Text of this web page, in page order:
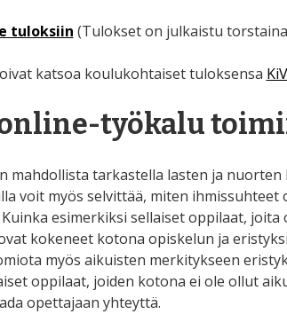
tuloksiin (Tulokset on julkaistu torstaina
katsoa koulukohtaiset tuloksensa
työkalu
mahdollista tarkastella lasten ja
voit myös selvittää, miten ihmissuhteet
esimerkiksi sellaiset oppilaat,
kokeneet kotona opiskelun ja
myös aikuisten merkitykseen
oppilaat, joiden kotona ei ole ollut
opettajaan yhteyttä.